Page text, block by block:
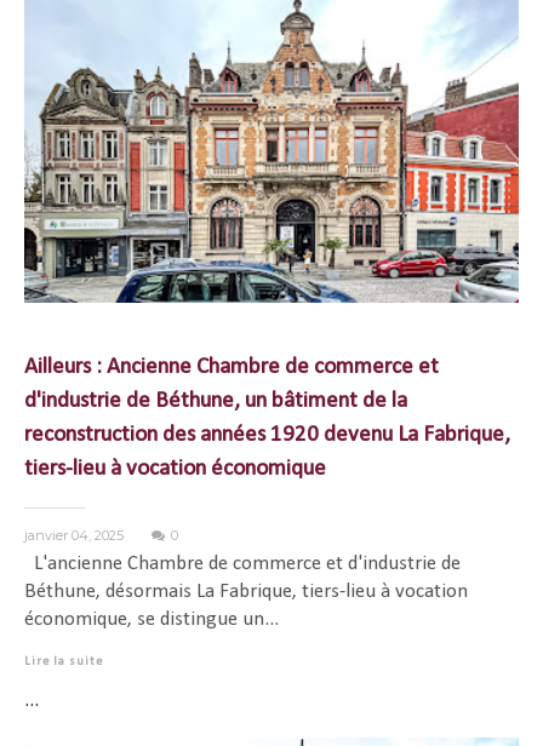
Ailleurs : Ancienne Chambre de commerce et
d'industrie de Béthune, un bâtiment de la
reconstruction des années 1920 devenu La Fabrique,
tiers-lieu à vocation économique
janvier 04, 2025 0
L'ancienne Chambre de commerce et d'industrie de
Béthune, désormais La Fabrique, tiers-lieu à vocation
économique, se distingue un...
Lire la suite
...